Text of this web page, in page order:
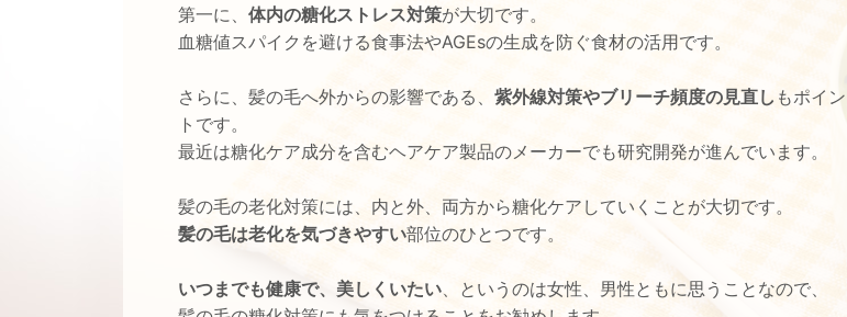
第一に、 体内の糖化ストレス対策が大切です。
血糖値スパイクを避ける食事法やAGEsの生成を防ぐ食材の活用です。
さらに、髪の毛へ外からの影響である、 紫外線対策やブリーチ頻度の見直し もポイン
トです。
最近は糖化ケア成分を含むヘアケア製品のメーカーでも研究開発が進んでいます。
髪の毛の老化対策には、内と外、両方から糖化ケアしていくことが大切です。
髪の毛は老化を気づきやすい部位のひとつです。
いつまでも健康で、美しくいたい、というのは女性、男性ともに思うことなので、